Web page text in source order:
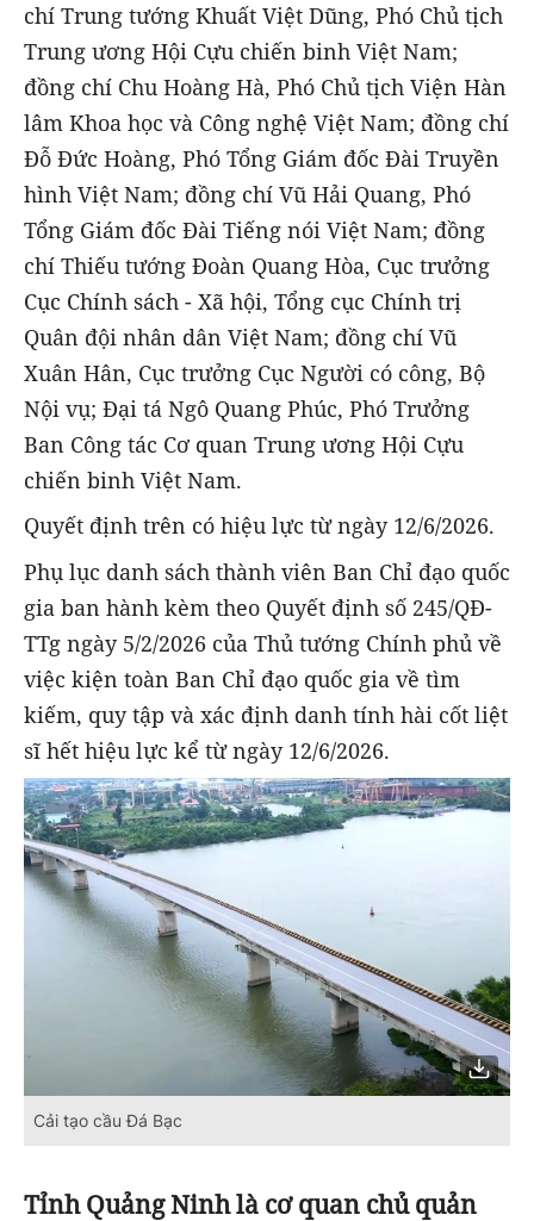
chí Trung tướng Khuất Việt Dũng, Phó Chủ tịch
Trung ương Hội Cựu chiến binh Việt Nam;
đồng chí Chu Hoàng Hà, Phó Chủ tịch Viện Hàn
lâm Khoa học và Công nghệ Việt Nam; đồng chí
Đỗ Đức Hoàng, Phó Tổng Giám đốc Đài Truyền
hình Việt Nam; đồng chí Vũ Hải Quang, Phó
Tổng Giám đốc Đài Tiếng nói Việt Nam; đồng
chí Thiếu tướng Đoàn Quang Hòa, Cục trưởng
Cục Chính sách - Xã hội, Tổng cục Chính trị
Quân đội nhân dân Việt Nam; đồng chí Vũ
Xuân Hân, Cục trưởng Cục Người có công, Bộ
Nội vụ; Đại tá Ngô Quang Phúc, Phó Trưởng
Ban Công tác Cơ quan Trung ương Hội Cựu
chiến binh Việt Nam.
Quyết định trên có hiệu lực từ ngày 12/6/2026.
Phụ lục danh sách thành viên Ban Chỉ đạo quốc
gia ban hành kèm theo Quyết định số 245/QĐ-
TTg ngày 5/2/2026 của Thủ tướng Chính phủ về
việc kiện toàn Ban Chỉ đạo quốc gia về tìm
kiếm, quy tập và xác định danh tính hài cốt liệt
sĩ hết hiệu lực kể từ ngày 12/6/2026.
Cải tạo cầu Đá Bạc
Tỉnh Quảng Ninh là cơ quan chủ quản